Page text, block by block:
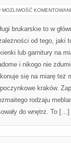
MOŻLIWOŚĆ
brukarskie to w
od tego, jaki
lub garnitury na
i nikogo nie
się na miarę też
kraków.
rodzaju
do wnętrz. To […]